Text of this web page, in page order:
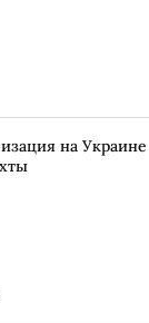
на Украине